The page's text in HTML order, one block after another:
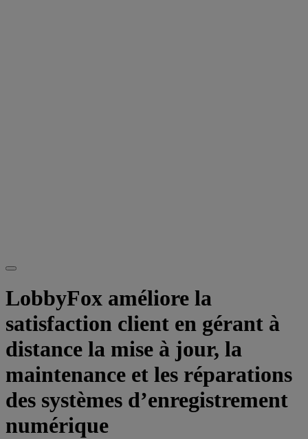
LobbyFox améliore la
satisfaction client en gérant à
distance la mise à jour, la
maintenance et les réparations
des systèmes d’enregistrement
numérique